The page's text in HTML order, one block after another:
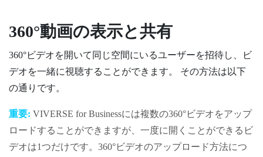
360°動画の表示と共有
360°ビデオを開いて同じ空間にいるユーザーを招待し、ビ
デオを一緒に視聴することができます。 その方法は以下
の通りです。
重要: VIVERSE for Businessには複数の360°ビデオをアップ
ロードすることができますが、一度に開くことができるビ
デオは1つだけです。 360°ビデオのアップロード方法につ